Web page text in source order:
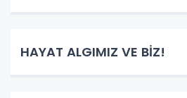
HAYAT ALGIMIZ VE BİZ!